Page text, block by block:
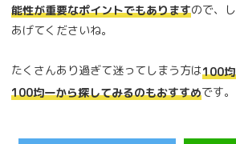
能性が重要なポイントでもありますので、
あげてくださいね。
たくさんあり過ぎて迷ってしまう方は100均
100均一から探してみるのもおすすめです。